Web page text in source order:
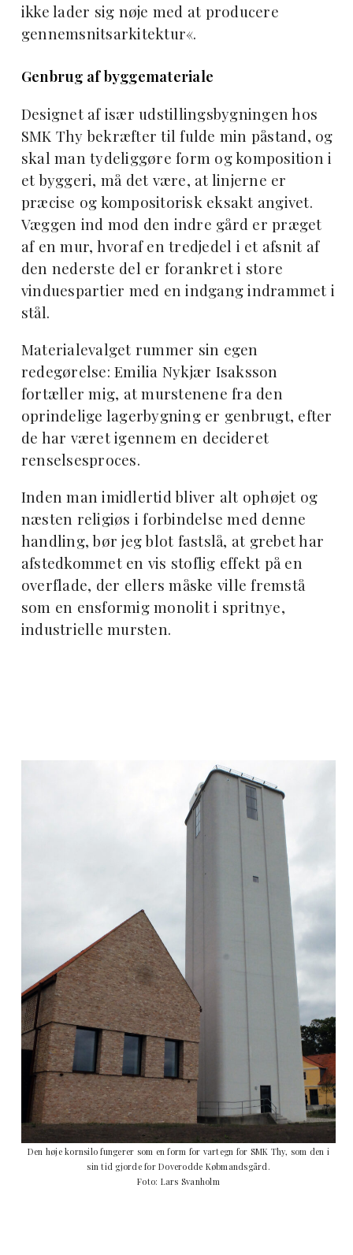
ikke lader sig nøje med at producere
gennemsnitsarkitektur«.
Genbrug af byggemateriale
Designet af især udstillingsbygningen hos
SMK Thy bekræfter til fulde min påstand, og
skal man tydeliggøre form og komposition i
et byggeri, må det være, at linjerne er
præcise og kompositorisk eksakt angivet.
Væggen ind mod den indre gård er præget
af en mur, hvoraf en tredjedel i et afsnit af
den nederste del er forankret i store
vinduespartier med en indgang indrammet i
stål.
Materialevalget rummer sin egen
redegørelse: Emilia Nykjær Isaksson
fortæller mig, at murstenene fra den
oprindelige lagerbygning er genbrugt, efter
de har været igennem en decideret
renselsesproces.
Inden man imidlertid bliver alt ophøjet og
næsten religiøs i forbindelse med denne
handling, bør jeg blot fastslå, at grebet har
afstedkommet en vis stoflig effekt på en
overflade, der ellers måske ville fremstå
som en ensformig monolit i spritnye,
industrielle mursten.
Den høje kornsilo fungerer som en form for vartegn for SMK Thy, som den i
sin tid gjorde for Doverodde Købmandsgård.
Foto: Lars Svanholm